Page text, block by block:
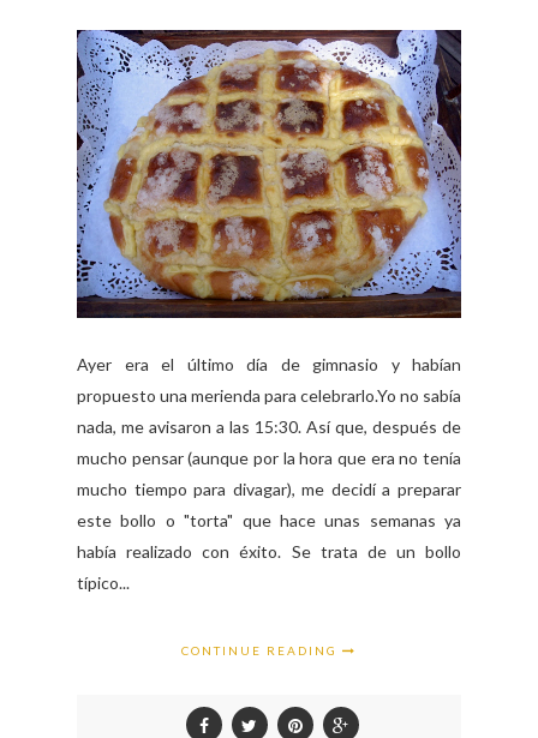
Ayer era el último día de gimnasio y habían
propuesto una merienda para celebrarlo.Yo no sabía
nada, me avisaron a las 15:30. Así que, después de
mucho pensar (aunque por la hora que era no tenía
mucho tiempo para divagar), me decidí a preparar
este bollo o "torta" que hace unas semanas ya
había realizado con éxito. Se trata de un bollo
típico...
CONTINUE READING